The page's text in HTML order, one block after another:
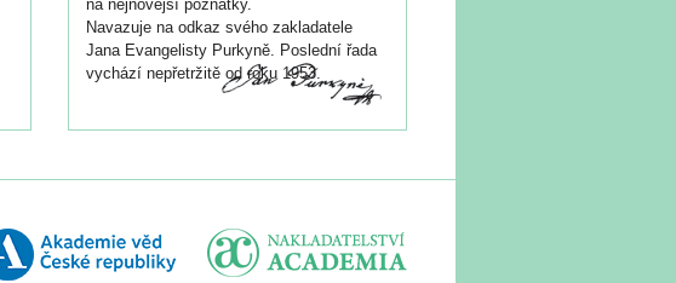
na nejnovější poznatky.
Navazuje na odkaz svého zakladatele
Jana Evangelisty Purkyně. Poslední řada
vychází nepřetržitě od roku 1953.